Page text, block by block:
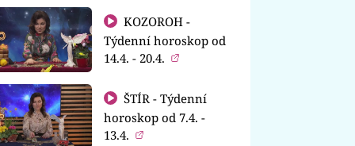
KOZOROH -
Týdenní horoskop od
14.4. - 20.4.
ŠTÍR - Týdenní
horoskop od 7.4. -
13.4.